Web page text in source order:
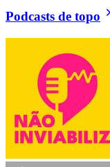
Podcasts de topo